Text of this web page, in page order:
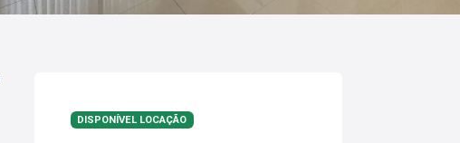
DISPONÍVEL LOCAÇÃO